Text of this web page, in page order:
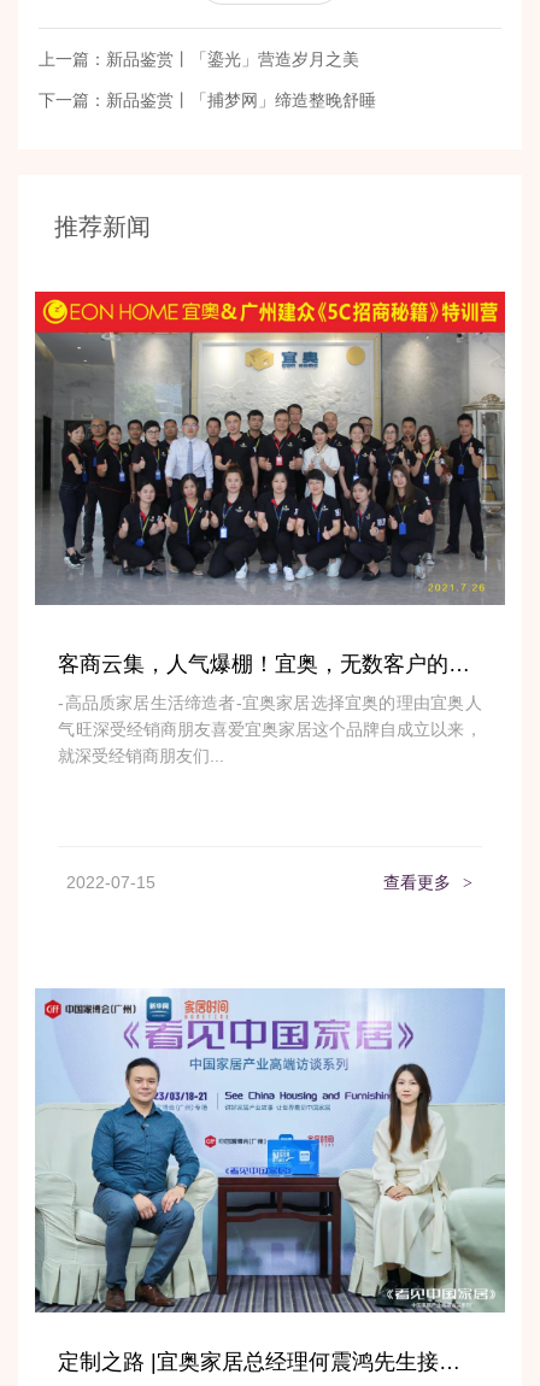
上一篇：新品鉴赏丨「鎏光」营造岁月之美
下一篇：新品鉴赏丨「捕梦网」缔造整晚舒睡
推荐新闻
客商云集，人气爆棚！宜奥，无数客户的信赖之选！
-高品质家居生活缔造者-宜奥家居选择宜奥的理由宜奥人
气旺深受经销商朋友喜爱宜奥家居这个品牌自成立以来，
就深受经销商朋友们...
2022-07-15 查看更多 >
定制之路 |宜奥家居总经理何震鸿先生接受新华网《看见中国家具》专访